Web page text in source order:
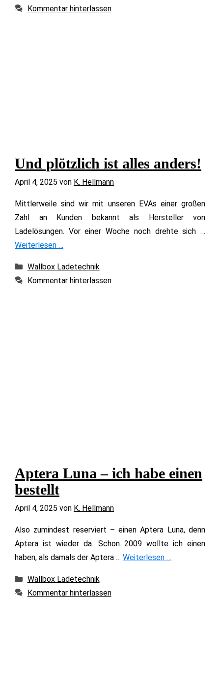
Kommentar hinterlassen
Und plötzlich ist alles anders!
April 4, 2025 von K. Hellmann
Mittlerweile sind wir mit unseren EVAs einer großen
Zahl an Kunden bekannt als Hersteller von
Ladelösungen. Vor einer Woche noch drehte sich …
Weiterlesen …
Kategorien
Wallbox Ladetechnik
Kommentar hinterlassen
Aptera Luna – ich habe einen
bestellt
April 4, 2025 von K. Hellmann
Also zumindest reserviert – einen Aptera Luna, denn
Aptera ist wieder da. Schon 2009 wollte ich einen
haben, als damals der Aptera … Weiterlesen …
Kategorien
Wallbox Ladetechnik
Kommentar hinterlassen